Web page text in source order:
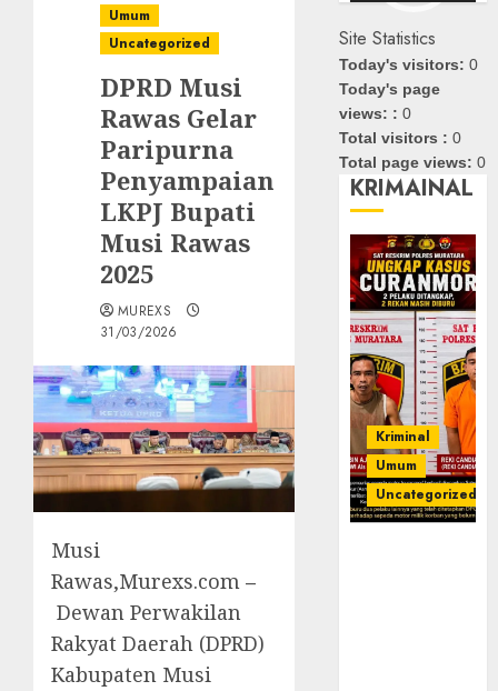
Umum
Uncategorized
DPRD Musi
Rawas Gelar
Paripurna
Penyampaian
LKPJ Bupati
Musi Rawas
2025
MUREXS
31/03/2026
Musi
Rawas,Murexs.com –
Dewan Perwakilan
Rakyat Daerah (DPRD)
Kabupaten Musi
Site Statistics
Today's visitors:0
Today's page
views: :0
Total visitors :0
Total page views:0
KRIMAINAL
Kriminal
Umum
Uncategorized